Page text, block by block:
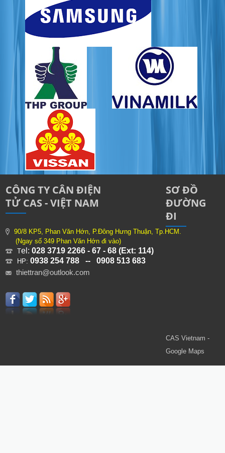
CÔNG TY CÂN ĐIỆN
TỬ CAS - VIỆT NAM
90/8 KP5, Phan Văn Hớn, P.Đông Hưng Thuận, Tp.HCM.
(Ngay số 349 Phan Văn Hớn đi vào)
Tel:028 3719 2266 - 67 - 68 (Ext: 114)
HP:0938 254 788 -- 0908 513 683
thiettran@outlook.com
SƠ ĐỒ
ĐƯỜNG
ĐI
CAS Vietnam -
Google Maps